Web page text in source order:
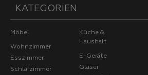
KATEGORIEN
Möbel
Wohnzimmer
Esszimmer
Schlafzimmer
Küche &
Haushalt
E-Geräte
Gläser